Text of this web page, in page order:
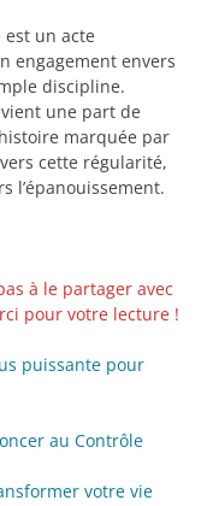
un acte
engagement envers
discipline.
une part de
marquée par
cette régularité,
l’épanouissement.
à le partager avec
pour votre lecture !
puissante pour
au Contrôle
votre vie